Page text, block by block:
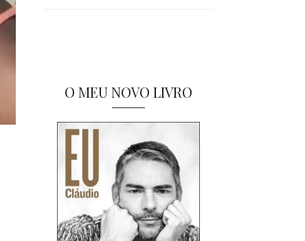
O MEU NOVO LIVRO